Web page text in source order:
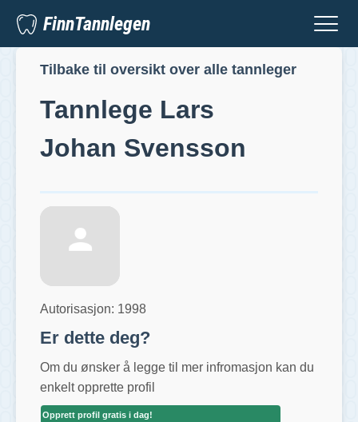
FinnTannlegen
Tilbake til oversikt over alle tannleger
Tannlege Lars
Johan Svensson
Autorisasjon: 1998
Er dette deg?
Om du ønsker å legge til mer infromasjon kan du
enkelt opprette profil
Opprett profil gratis i dag!